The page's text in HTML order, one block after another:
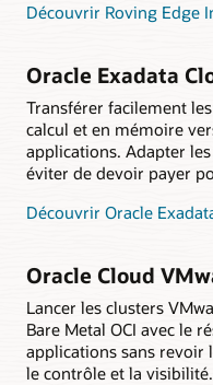
Découvrir Roving Edge
Oracle Exadata
Transférer facilement
calcul et en mémoire
applications. Adapter
éviter de devoir payer
Découvrir Oracle
Oracle Cloud
Lancer les clusters
Bare Metal OCI avec le
applications sans revoir
le contrôle et la visibilité.